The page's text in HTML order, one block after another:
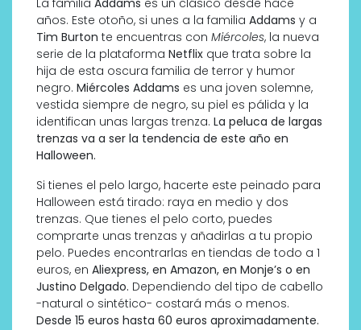
La familia Addams es un clásico desde hace
años. Este otoño, si unes a la familia Addams y a
Tim Burton te encuentras con Miércoles, la nueva
serie de la plataforma Netflix que trata sobre la
hija de esta oscura familia de terror y humor
negro. Miércoles Addams es una joven solemne,
vestida siempre de negro, su piel es pálida y la
identifican unas largas trenza. La peluca de largas
trenzas va a ser la tendencia de este año en
Halloween.
Si tienes el pelo largo, hacerte este peinado para
Halloween está tirado: raya en medio y dos
trenzas. Que tienes el pelo corto, puedes
comprarte unas trenzas y añadirlas a tu propio
pelo. Puedes encontrarlas en tiendas de todo a 1
euros, en Aliexpress, en Amazon, en Monje’s o en
Justino Delgado. Dependiendo del tipo de cabello
-natural o sintético- costará más o menos.
Desde 15 euros hasta 60 euros aproximadamente.